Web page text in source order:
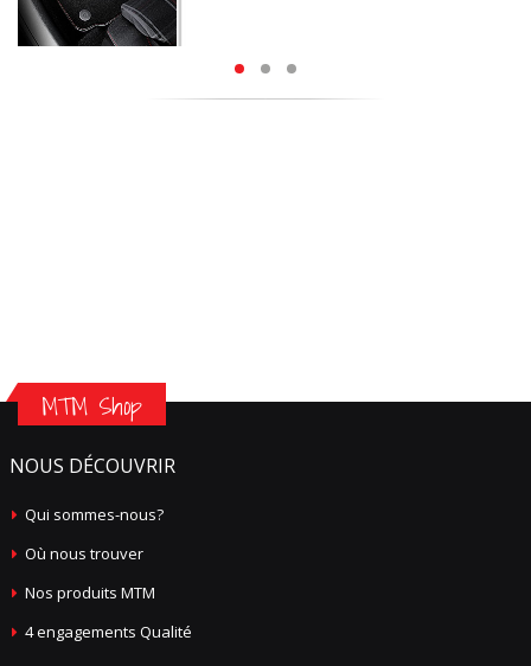
MTM Shop
NOUS DÉCOUVRIR
Qui sommes-nous?
Où nous trouver
Nos produits MTM
4 engagements Qualité